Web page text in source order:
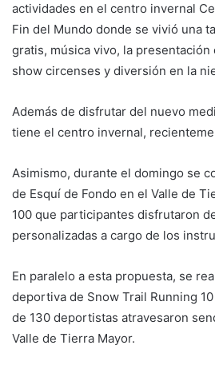
actividades en el centro invernal
Fin del Mundo donde se vivió una
gratis, música vivo, la presentación
show circenses y diversión en la
Además de disfrutar del nuevo
tiene el centro invernal,
Asimismo, durante el domingo se
de Esquí de Fondo en el Valle de
100 que participantes disfrutaron
personalizadas a cargo de los
En paralelo a esta propuesta, se
deportiva de Snow Trail Running
de 130 deportistas atravesaron
Valle de Tierra Mayor.